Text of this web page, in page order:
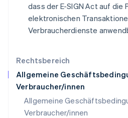
Rechtsbereich
Allgemeine
Verbraucher/innen
Allgemeine
Verbraucher/innen
dass der E-SIGN Act auf die
elektronischen
Verbraucherdienste
Malaysia
English简体中文
Malta
English
EspañolEnglish
Neuseeland
English
Niederlande
Nederlands English
Norwegen